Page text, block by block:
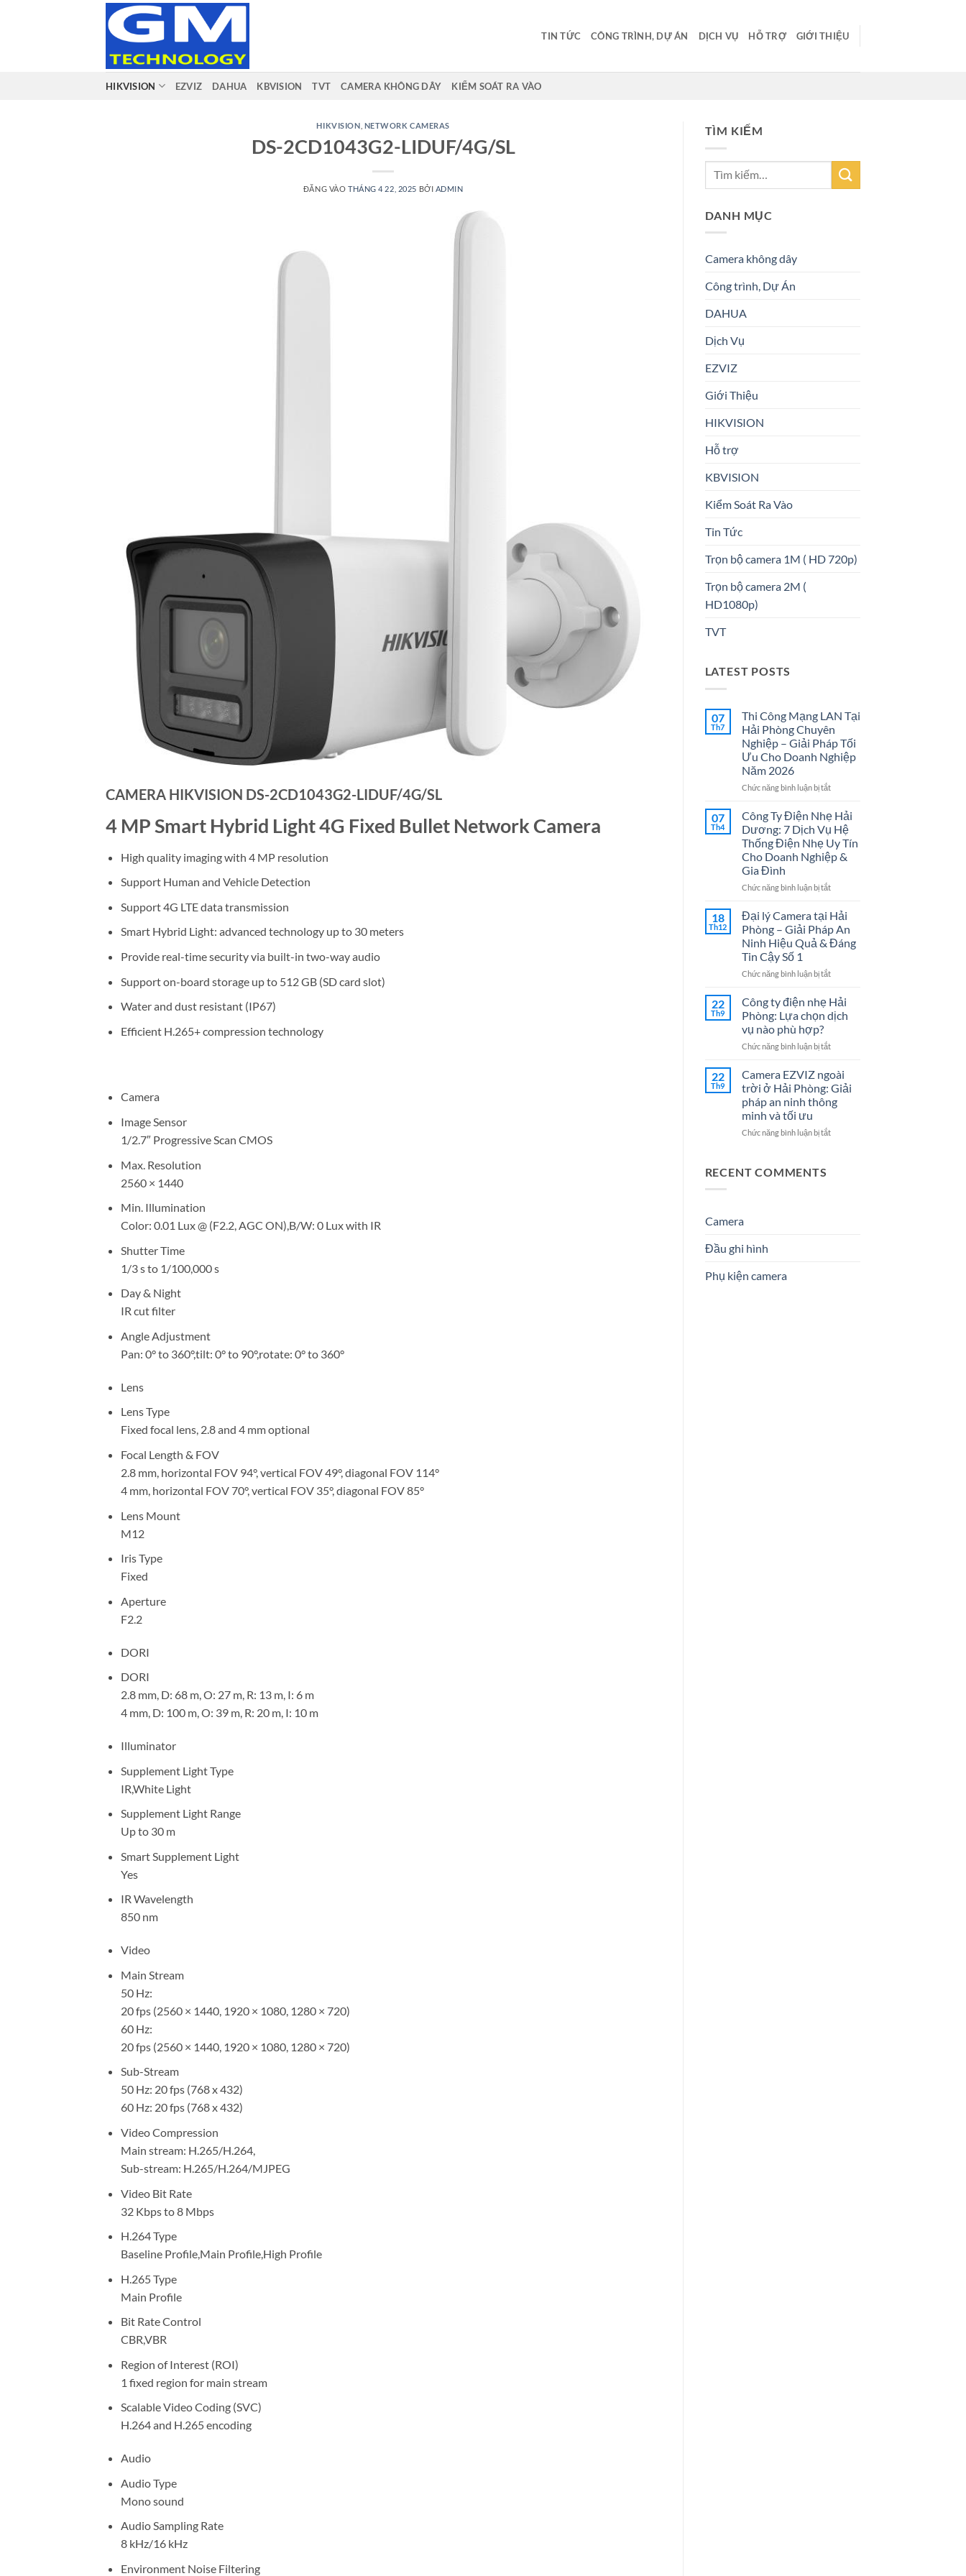
TIN TỨC CÔNG TRÌNH, DỰ ÁN DỊCH VỤ HỖ TRỢ GIỚI THIỆU
HIKVISION EZVIZ DAHUA KBVISION TVT CAMERA KHÔNG DÂY KIỂM SOÁT RA VÀO
HIKVISION NETWORK CAMERAS
DS-2CD1043G2-LIDUF/4G/SL
ĐĂNG VÀO THÁNG 4 22, 2025 BỞI ADMIN
CAMERA HIKVISION DS-2CD1043G2-LIDUF/4G/SL
4 MP Smart Hybrid Light 4G Fixed Bullet Network Camera
High quality imaging with 4 MP resolution
Support Human and Vehicle Detection
Support 4G LTE data transmission
Smart Hybrid Light: advanced technology up to 30 meters
Provide real-time security via built-in two-way audio
Support on-board storage up to 512 GB (SD card slot)
Water and dust resistant (IP67)
Efficient H.265+ compression technology
Camera
Image Sensor
1/2.7″ Progressive Scan CMOS
Max. Resolution
2560 × 1440
Min. Illumination
Color: 0.01 Lux @ (F2.2, AGC ON),B/W: 0 Lux with IR
Shutter Time
1/3 s to 1/100,000 s
Day & Night
IR cut filter
Angle Adjustment
Pan: 0° to 360°,tilt: 0° to 90°,rotate: 0° to 360°
Lens
Lens Type
Fixed focal lens, 2.8 and 4 mm optional
Focal Length & FOV
2.8 mm, horizontal FOV 94°, vertical FOV 49°, diagonal FOV 114°
4 mm, horizontal FOV 70°, vertical FOV 35°, diagonal FOV 85°
Lens Mount
M12
Iris Type
Fixed
Aperture
F2.2
DORI
DORI
2.8 mm, D: 68 m, O: 27 m, R: 13 m, I: 6 m
4 mm, D: 100 m, O: 39 m, R: 20 m, I: 10 m
Illuminator
Supplement Light Type
IR,White Light
Supplement Light Range
Up to 30 m
Smart Supplement Light
Yes
IR Wavelength
850 nm
Video
Main Stream
50 Hz:
20 fps (2560 × 1440, 1920 × 1080, 1280 × 720)
60 Hz:
20 fps (2560 × 1440, 1920 × 1080, 1280 × 720)
Sub-Stream
50 Hz: 20 fps (768 x 432)
60 Hz: 20 fps (768 x 432)
Video Compression
Main stream: H.265/H.264,
Sub-stream: H.265/H.264/MJPEG
Video Bit Rate
32 Kbps to 8 Mbps
H.264 Type
Baseline Profile,Main Profile,High Profile
H.265 Type
Main Profile
Bit Rate Control
CBR,VBR
Region of Interest (ROI)
1 fixed region for main stream
Scalable Video Coding (SVC)
H.264 and H.265 encoding
Audio
Audio Type
Mono sound
Audio Sampling Rate
8 kHz/16 kHz
Environment Noise Filtering
TÌM KIẾM
DANH MỤC
Camera không dây
Công trình, Dự Án
DAHUA
Dịch Vụ
EZVIZ
Giới Thiệu
HIKVISION
Hỗ trợ
KBVISION
Kiểm Soát Ra Vào
Tin Tức
Trọn bộ camera 1M ( HD 720p)
Trọn bộ camera 2M (
HD1080p)
TVT
LATEST POSTS
07
Th7
Thi Công Mạng LAN Tại
Hải Phòng Chuyên
Nghiệp – Giải Pháp Tối
Ưu Cho Doanh Nghiệp
Năm 2026
Chức năng bình luận bị tắtở
Công
Mạng
LAN
Tại
Hải
Chuyên
Giải
Pháp
Tối
Năm
2026
07
Th4
Công Ty Điện Nhẹ Hải
Dương: 7 Dịch Vụ Hệ
Thống Điện Nhẹ Uy Tín
Cho Doanh Nghiệp &
Gia Đình
Chức năng bình luận bị tắtở
Ty
Điện
Nhẹ
Hải
7
Vụ
Hệ
Thống
Nhẹ
Tín
Cho
Doanh
Nghiệp
Gia
18
Th12
Đại lý Camera tại Hải
Phòng – Giải Pháp An
Ninh Hiệu Quả & Đáng
Tin Cậy Số 1
Chức năng bình luận bị tắtở
lý
Camera
tại
Phòng
Giải
Pháp
An
Ninh
Quả
22
Th9
Công ty điện nhẹ Hải
Phòng: Lựa chọn dịch
vụ nào phù hợp?
Chức năng bình luận bị tắtở
điện
nhẹ
Hải
Lựa
22
Th9
Camera EZVIZ ngoài
trời ở Hải Phòng: Giải
pháp an ninh thông
minh và tối ưu
Chức năng bình luận bị tắtở
RECENT COMMENTS
Camera
Đầu ghi hình
Phụ kiện camera